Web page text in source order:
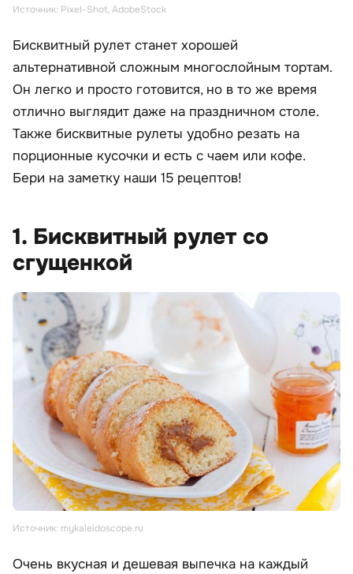
Источник: Pixel-Shot, AdobeStock
Бисквитный рулет станет хорошей
альтернативной сложным многослойным тортам.
Он легко и просто готовится, но в то же время
отлично выглядит даже на праздничном столе.
Также бисквитные рулеты удобно резать на
порционные кусочки и есть с чаем или кофе.
Бери на заметку наши 15 рецептов!
1. Бисквитный рулет со
сгущенкой
Источник: mykaleidoscope.ru
Очень вкусная и дешевая выпечка на каждый